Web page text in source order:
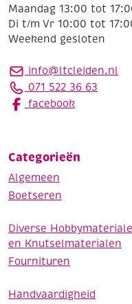
Maandag 13:00 tot
Di t/m Vr 10:00 tot
Weekend gesloten
info@ltcleiden.nl
071 522 36 63
facebook
Categorieën
Algemeen
Boetseren
Diverse
en Knutselmaterialen
Fournituren
Handvaardigheid